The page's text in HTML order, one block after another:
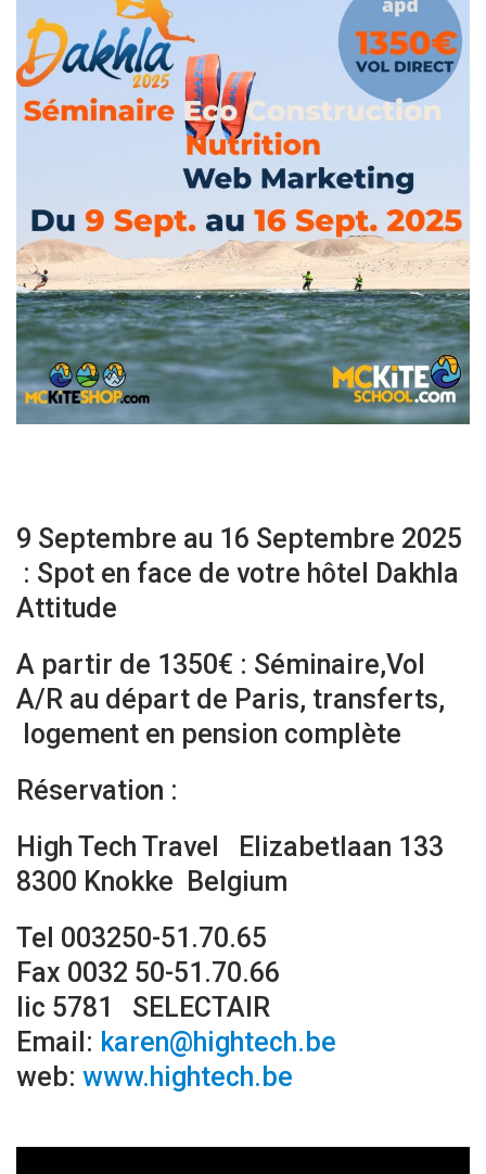
9 Septembre au 16 Septembre 2025
: Spot en face de votre hôtel Dakhla
Attitude
A partir de 1350€ : Séminaire,Vol
A/R au départ de Paris, transferts,
logement en pension complète
Réservation :
High Tech Travel Elizabetlaan 133
8300 Knokke Belgium
Tel 003250-51.70.65
Fax 0032 50-51.70.66
lic 5781 SELECTAIR
Email: karen@hightech.be
web: www.hightech.be